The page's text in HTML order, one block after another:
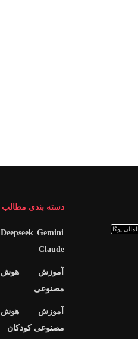
یوگا
دسته بندی مطالب
Deepseek Gemini
Claude
آموزش هوش
مصنوعی
آموزش هوش
مصنوعی کودکان